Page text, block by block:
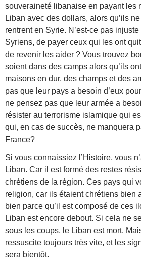
souveraineté libanaise en payant les
Liban avec des dollars, alors qu’ils
rentrent en Syrie. N’est-ce pas
Syriens, de payer ceux qui les ont
de revenir les aider ? Vous trouvez
soient dans des camps alors qu’ils
maisons en dur, des champs et des
pas que leur pays a besoin d’eux
ne pensez pas que leur armée a
résister au terrorisme islamique qui
qui, en cas de succès, ne manquera
France?
Si vous connaissiez l’Histoire, vous
Liban. Car il est formé des restes
chrétiens de la région. Ces pays qui
religion, car ils étaient chrétiens bien
bien parce qu’il est composé de ces
Liban est encore debout. Si cela ne
sous les coups, le Liban est mort.
ressuscite toujours très vite, et les
sera bientôt.